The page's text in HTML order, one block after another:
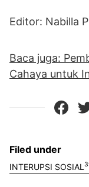
Editor: Nabilla
Baca juga:
Cahaya untuk
Filed under
INTERUPSI SOSIAL